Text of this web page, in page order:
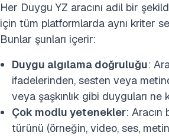
Her Duygu YZ aracını adil bir
için tüm platformlarda aynı kriter
Bunlar şunları içerir:
Duygu algılama doğruluğu:
ifadelerinden, sesten veya
veya şaşkınlık gibi duyguları ne
Çok modlu yetenekler:
türünü (örneğin, video, ses,